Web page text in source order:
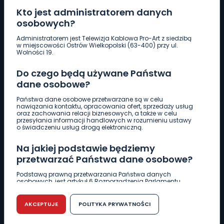
Kto jest administratorem danych
osobowych?
Administratorem jest Telewizja Kablowa Pro-Art z siedzibą
w miejscowości Ostrów Wielkopolski (63-400) przy ul.
Wolności 19.
Do czego będą używane Państwa
dane osobowe?
Państwa dane osobowe przetwarzane są w celu
nawiązania kontaktu, opracowania ofert, sprzedaży usług
oraz zachowania relacji biznesowych, a także w celu
przesyłania informacji handlowych w rozumieniu ustawy
o świadczeniu usług drogą elektroniczną.
Na jakiej podstawie będziemy
przetwarzać Państwa dane osobowe?
Podstawą prawną przetwarzania Państwa danych
osobowych, jest artykuł 6 Rozporządzenia Parlamentu
r. w sprawie ochrony osób fizycznych w związku z
przetwarzaniem danych osobowych w sprawie
swobodnego przepływu takich danych oraz uchylenia
dyrektywy 95/46/WE (RODO).
AKCEPTUJE POLITYKA PRYWATNOŚCI
Pobierz logotyp
661 997 997
REDAKCJA
62 735 22 22redakcja@wlkp24.info
DZIAŁ REKLAMY
62 735 01 85 reklama@wlkp24.info
WIADOMOŚCI
CIEKAWOSTKI